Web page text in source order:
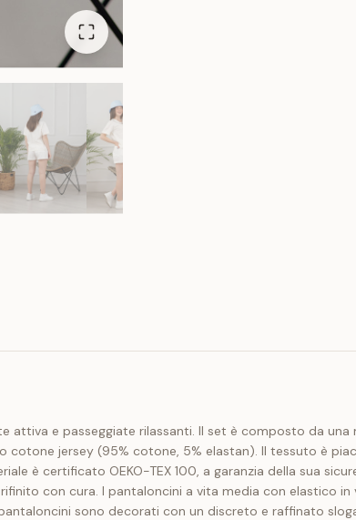
e passeggiate rilassanti. Il set è composto da
jersey (95% cotone, 5% elastan). Il tessuto è
è certificato OEKO-TEX 100, a garanzia della sua
con cura. I pantaloncini a vita media con elastico
sono decorati con un discreto e raffinato